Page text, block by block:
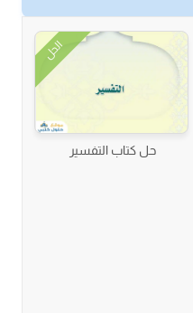
الحل
حل كتاب التفسير